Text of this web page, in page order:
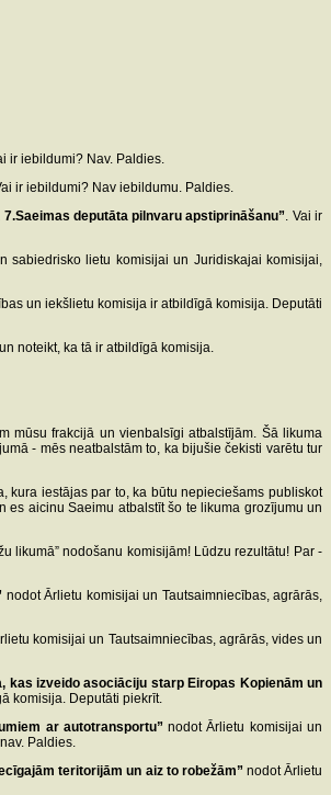
ir iebildumi? Nav. Paldies.
ir iebildumi? Nav iebildumu. Paldies.
7.Saeimas deputāta pilnvaru apstiprināšanu”. Vai ir
sabiedrisko lietu komisijai un Juridiskajai komisijai,
un iekšlietu komisija ir atbildīgā komisija. Deputāti
noteikt, ka tā ir atbildīgā komisija.
mūsu frakcijā un vienbalsīgi atbalstījām. Šā likuma
- mēs neatbalstām to, ka bijušie čekisti varētu tur
kura iestājas par to, ka būtu nepieciešams publiskot
es aicinu Saeimu atbalstīt šo te likuma grozījumu un
likumā” nodošanu komisijām! Lūdzu rezultātu! Par -
nodot Ārlietu komisijai un Tautsaimniecības, agrārās,
komisijai un Tautsaimniecības, agrārās, vides un
kas izveido asociāciju starp Eiropas Kopienām un
komisija. Deputāti piekrīt.
ar autotransportu”nodot Ārlietu komisijai un
Paldies.
teritorijām un aiz to robežām”nodot Ārlietu